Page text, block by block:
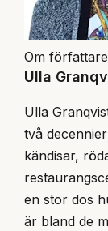
Om
Ulla
Ulla
två
kändisar,
en stor dos
är bland de